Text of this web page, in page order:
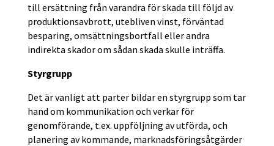
till ersättning från varandra för skada till följd av
produktionsavbrott, utebliven vinst, förväntad
besparing, omsättningsbortfall eller andra
indirekta skador om sådan skada skulle inträffa.
Styrgrupp
Det är vanligt att parter bildar en styrgrupp som tar
hand om kommunikation och verkar för
genomförande, t.ex. uppföljning av utförda, och
planering av kommande, marknadsföringsåtgärder